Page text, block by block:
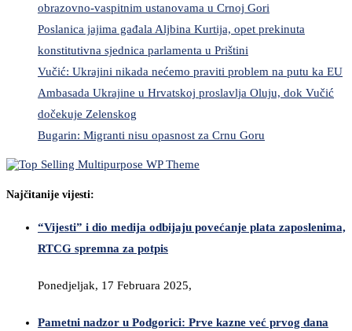
obrazovno-vaspitnim ustanovama u Crnoj Gori
Poslanica jajima gađala Aljbina Kurtija, opet prekinuta
konstitutivna sjednica parlamenta u Prištini
Vučić: Ukrajini nikada nećemo praviti problem na putu ka EU
Ambasada Ukrajine u Hrvatskoj proslavlja Oluju, dok Vučić
dočekuje Zelenskog
Bugarin: Migranti nisu opasnost za Crnu Goru
Najčitanije vijesti:
“Vijesti” i dio medija odbijaju povećanje plata zaposlenima,
RTCG spremna za potpis
Ponedjeljak, 17 Februara 2025,
Pametni nadzor u Podgorici: Prve kazne već prvog dana